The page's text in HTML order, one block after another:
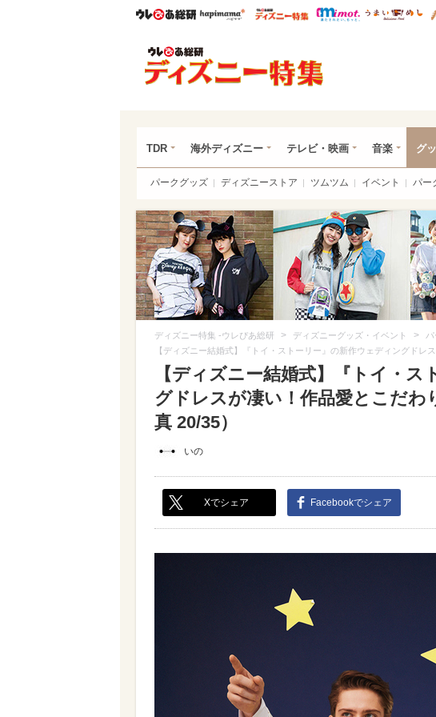
ウレぴあ総研ハピママ* ウレぴあ総研 ディズ
mimot.
TDR 海外ディズニー テレビ・映画 音楽 グ
パークグッズ ディズニーストア ツムツム イベント パー
ディズニー特集 -ウレぴあ総研 > ディズニーグッズ・イベント >
【ディズニー結婚式】『トイ・ストーリー』の新作ウェディングドレ
【ディズニー結婚式】『トイ・
グドレスが凄い！作品愛とこだわ
真 20/35）
いの
Xでシェア Facebookでシェア